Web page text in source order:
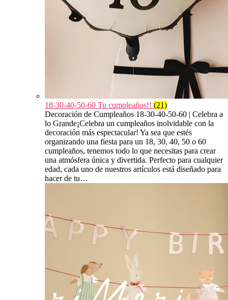
18-30-40-50-60 Tu cumpleaños!! (21)
Decoración de Cumpleaños 18-30-40-50-60 | Celebra a
lo Grande¡Celebra un cumpleaños inolvidable con la
decoración más espectacular! Ya sea que estés
organizando una fiesta para un 18, 30, 40, 50 o 60
cumpleaños, tenemos todo lo que necesitas para crear
una atmósfera única y divertida. Perfecto para cualquier
edad, cada uno de nuestros artículos está diseñado para
hacer de tu…